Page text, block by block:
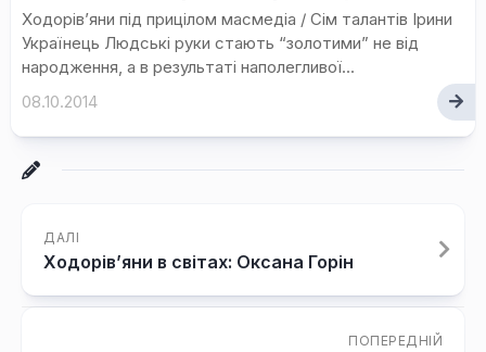
Ходорів’яни під прицілом масмедіа / Сім талантів Ірини
Українець Людські руки стають “золотими” не від
народження, а в результаті наполегливої...
08.10.2014
ДАЛІ
Ходорів’яни в світах: Оксана Горін
ПОПЕРЕДНІЙ